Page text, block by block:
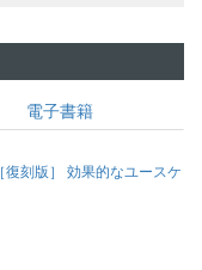
電子書籍
刻版］ 効果的なユースケ